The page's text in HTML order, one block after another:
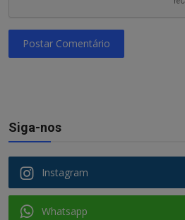
Postar Comentário
Siga-nos
Instagram
Whatsapp